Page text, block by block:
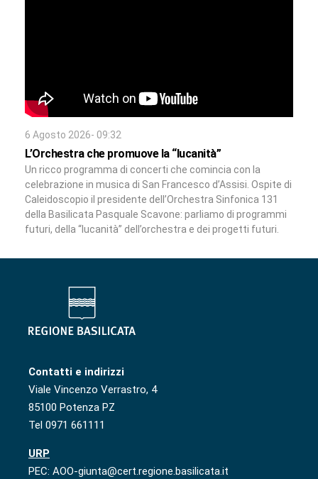
6 Agosto 2026- 09:32
L’Orchestra che promuove la “lucanità”
Un ricco programma di concerti che comincia con la
celebrazione in musica di San Francesco d’Assisi. Ospite di
Caleidoscopio il presidente dell’Orchestra Sinfonica 131
della Basilicata Pasquale Scavone: parliamo di programmi
futuri, della “lucanità” dell’orchestra e dei progetti futuri.
Contatti e indirizzi
Viale Vincenzo Verrastro, 4
85100 Potenza PZ
Tel 0971 661111
URP
PEC: AOO-giunta@cert.regione.basilicata.it